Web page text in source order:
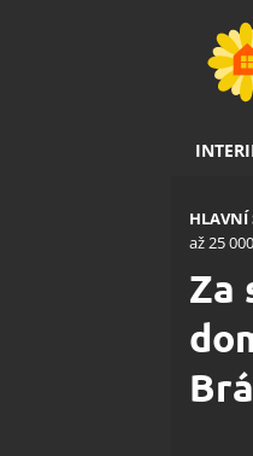
HLAVNÍ
až 25
Za